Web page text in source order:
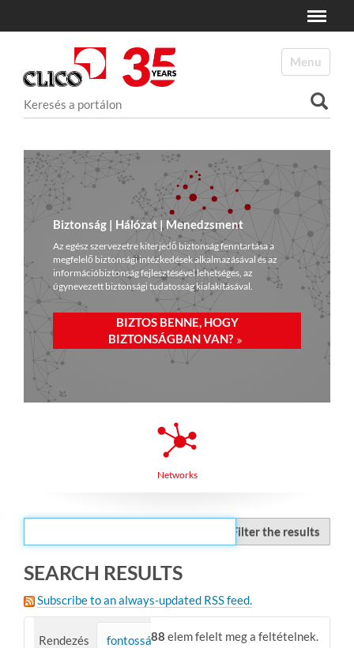
Toggle
Biztonság | Hálózat | Menedzsment
Az egész szervezetre kiterjedő biztonság fenntartása a
megfelelő biztonsági intézkedések alkalmazásával és az
információbiztonság fejlesztésével lehetséges, az
úgynevezett biztonsági tudatosság kialakításával.
BIZTOS BENNE, HOGY
BIZTONSÁGBAN VAN?
Networks
Filter the results
SEARCH RESULTS
Subscribe to an always-updated RSS feed.
88 elem felelt meg a feltételnek.
Rendezés fontosság időrend szerint (az első a